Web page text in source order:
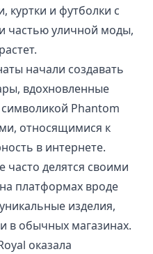
куртки и футболки с
частью уличной моды,
начали создавать
вдохновленные
Phantom
относящимися к
в интернете.
часто делятся своими
платформах вроде
изделия,
в обычных магазинах.
оказала